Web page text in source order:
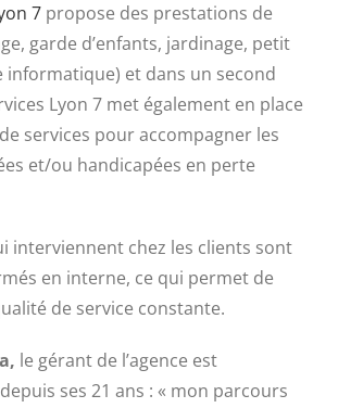
7 propose des prestations de
garde d’enfants, jardinage, petit
informatique) et dans un second
Lyon 7 met également en place
services pour accompagner les
et/ou handicapées en perte
interviennent chez les clients sont
en interne, ce qui permet de
de service constante.
le gérant de l’agence est
ses 21 ans : « mon parcours